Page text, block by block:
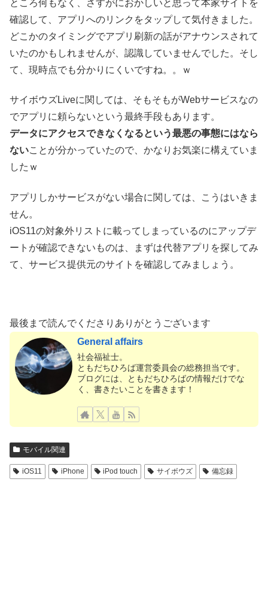
ところ何もなく、さすがにおかしいと思って本家サイトを
確認して、アプリへのリンクをタップして気付きました。
どこかのタイミングでアプリ刷新の話がアナウンスされて
いたのかもしれませんが、認識していませんでした。そし
て、現時点でも分かりにくいですね。。ｗ
サイボウズLiveに関しては、そもそもがWebサービスなの
でアプリに頼らないという最終手段もあります。
データにアクセスできなくなるという最悪の事態にはなら
ないことが分かっていたので、かなりお気楽に構えていま
したｗ
アプリしかサービスがない場合に関しては、こうはいきま
せん。
iOS11の対象外リストに載ってしまっているのにアップデ
ートが確認できないものは、まずは代替アプリを探してみ
て、サービス提供元のサイトを確認してみましょう。
最後まで読んでくださりありがとうございます
General affairs
社会福祉士。
ともだちひろば運営委員会の総務担当です。
ブログには、ともだちひろばの情報だけでな
く、書きたいことを書きます！
モバイル関連
iOS11 iPhone iPod touch サイボウズ 備忘録